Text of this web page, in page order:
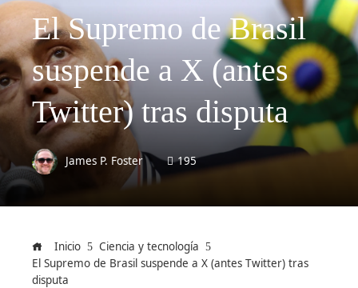
El Supremo de Brasil
suspende a X (antes
Twitter) tras disputa
James P. Foster 195
Inicio
Ciencia y tecnología
El Supremo de Brasil suspende a X (antes Twitter) tras
disputa